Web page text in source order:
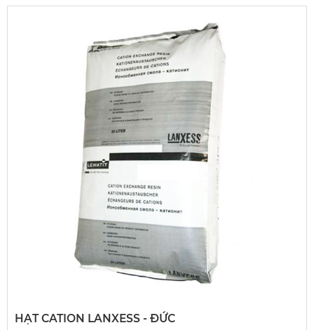
HẠT CATION LANXESS - ĐỨC